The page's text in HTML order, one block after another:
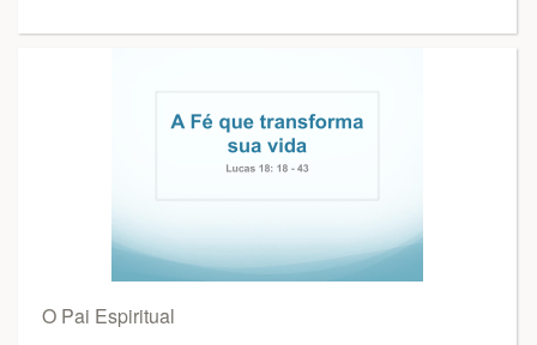
O Pai Espiritual